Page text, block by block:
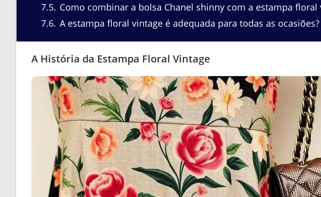
7.5 Como combinar a bolsa Chanel shinny com a estampa floral
7.6 A estampa floral vintage é adequada para todas as ocasiões?
A História da Estampa Floral Vintage